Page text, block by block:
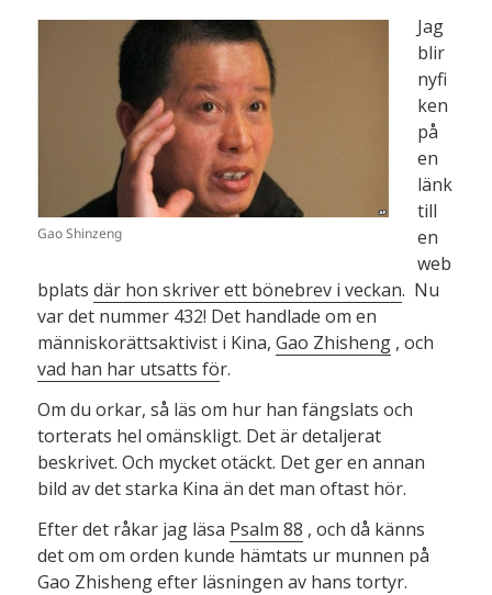
Gao Shinzeng
Jag
blir
nyfi
ken
på
en
länk
till
en
web
bplatsdär hon skriver ett bönebrev i veckan. Nu
var det nummer 432! Det handlade om en
människorättsaktivist i Kina,Gao Zhisheng , och
vad han har utsatts för.
Om du orkar, så läs om hur han fängslats och
torterats hel omänskligt. Det är detaljerat
beskrivet. Och mycket otäckt. Det ger en annan
bild av det starka Kina än det man oftast hör.
Efter det råkar jag läsa Psalm 88 , och då känns
det om om orden kunde hämtats ur munnen på
Gao Zhisheng efter läsningen av hans tortyr.